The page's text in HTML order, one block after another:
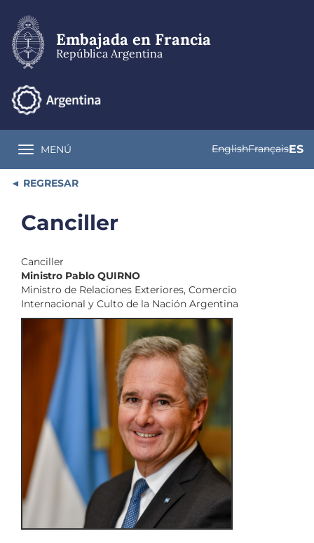
contenido
principal
Embajada en Francia
República Argentina
Toggle navigation
MENÚ EnglishFrançaisES
REGRESAR
Canciller
Canciller
Ministro Pablo QUIRNO
Ministro de Relaciones Exteriores, Comercio
Internacional y Culto de la Nación Argentina